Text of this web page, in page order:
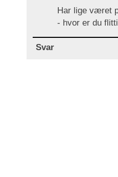
Har lige været
- hvor er du
Svar